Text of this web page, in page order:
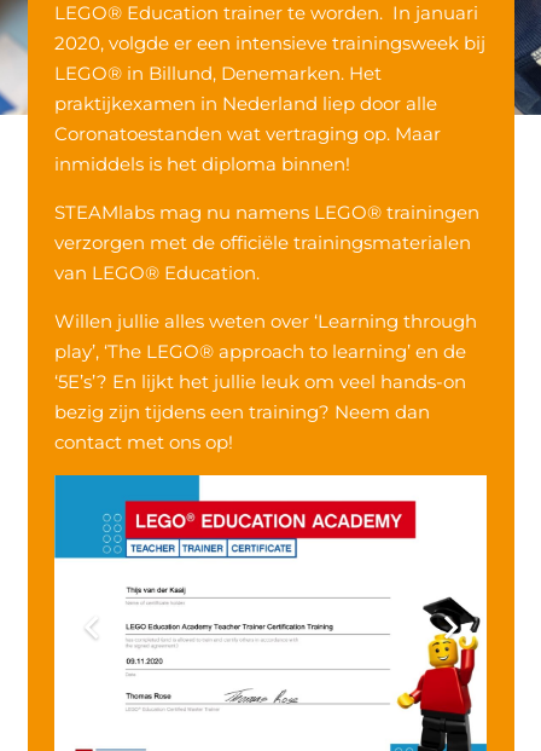
LEGO® Education trainer te worden. In januari
2020, volgde er een intensieve trainingsweek bij
LEGO® in Billund, Denemarken. Het
praktijkexamen in Nederland liep door alle
Coronatoestanden wat vertraging op. Maar
inmiddels is het diploma binnen!
STEAMlabs mag nu namens LEGO® trainingen
verzorgen met de officiële trainingsmaterialen
van LEGO® Education.
Willen jullie alles weten over ‘Learning through
play’, ‘The LEGO® approach to learning’ en de
‘5E’s’? En lijkt het jullie leuk om veel hands-on
bezig zijn tijdens een training? Neem dan
contact met ons op!